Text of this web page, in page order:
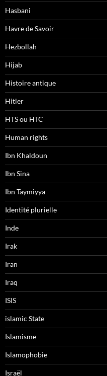
Hasbani
Havre de Savoir
Hezbollah
Hijab
Histoire antique
Hitler
HTS ou HTC
Human rights
Ibn Khaldoun
Ibn Sina
Ibn Taymiyya
Identité plurielle
Inde
Irak
Iran
Iraq
ISIS
islamic State
Islamisme
Islamophobie
Israël